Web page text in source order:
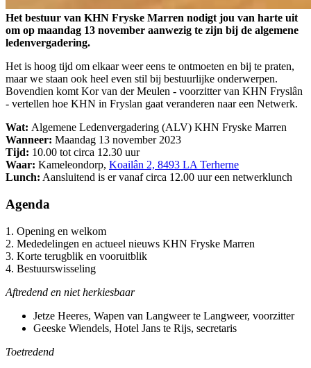
Het bestuur van KHN Fryske Marren nodigt jou van harte uit
om op maandag 13 november aanwezig te zijn bij de algemene
ledenvergadering.
Het is hoog tijd om elkaar weer eens te ontmoeten en bij te praten,
maar we staan ook heel even stil bij bestuurlijke onderwerpen.
Bovendien komt Kor van der Meulen - voorzitter van KHN Fryslân
- vertellen hoe KHN in Fryslan gaat veranderen naar een Netwerk.
Wat: Algemene Ledenvergadering (ALV) KHN Fryske Marren
Wanneer: Maandag 13 november 2023
Tijd: 10.00 tot circa 12.30 uur
Waar: Kameleondorp, Koailân 2, 8493 LA Terherne
Lunch: Aansluitend is er vanaf circa 12.00 uur een netwerklunch
Agenda
1. Opening en welkom
2. Mededelingen en actueel nieuws KHN Fryske Marren
3. Korte terugblik en vooruitblik
4. Bestuurswisseling
Aftredend en niet herkiesbaar
Jetze Heeres, Wapen van Langweer te Langweer, voorzitter
Geeske Wiendels, Hotel Jans te Rijs, secretaris
Toetredend